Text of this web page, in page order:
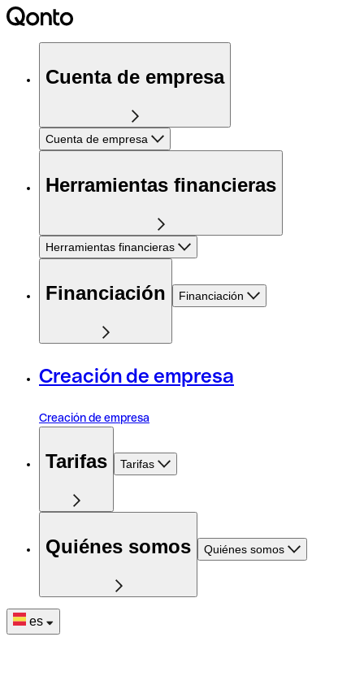
Cuenta de empresa
Cuenta de empresa
Herramientas financieras
Herramientas financieras
Financiación Financiación
Creación de empresa
Creación de empresa
Tarifas Tarifas
Quiénes somos Quiénes somos
es